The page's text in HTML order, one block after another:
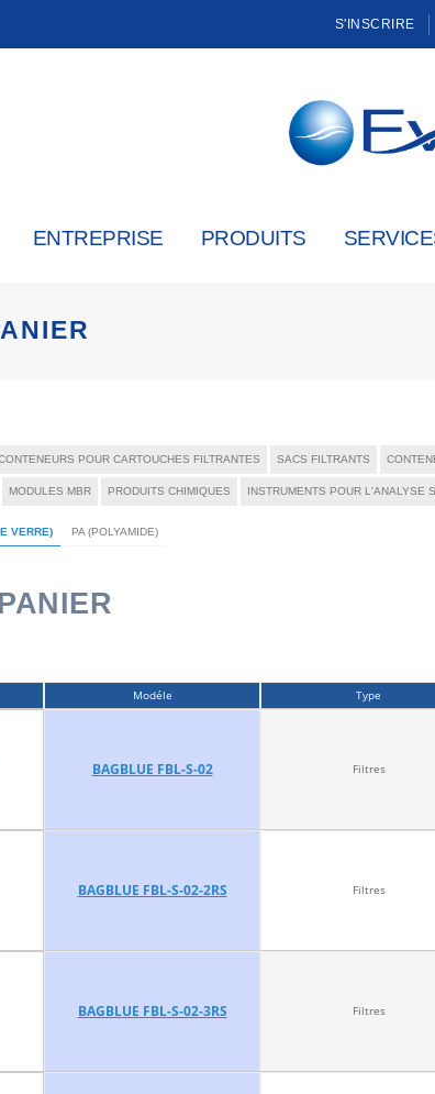
S'INSCRIRE
ENTREPRISE PRODUITS
POUR CARTOUCHES FILTRANTES SACS FILTRANTS
MODULES MBR PRODUITS CHIMIQUES INSTRUMENTS POUR L'ANALYSE
VERRE) PA (POLYAMIDE)
Modéle Type
BAGBLUE FBL-S-02 Filtres
BAGBLUE FBL-S-02-2RS Filtres
BAGBLUE FBL-S-02-3RS Filtres